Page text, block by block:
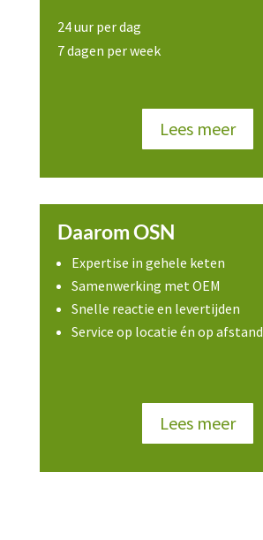
24 uur per dag
7 dagen per week
Lees meer
Daarom OSN
Expertise in gehele keten
Samenwerking met OEM
Snelle reactie en levertijden
Service op locatie én op afstand
Lees meer